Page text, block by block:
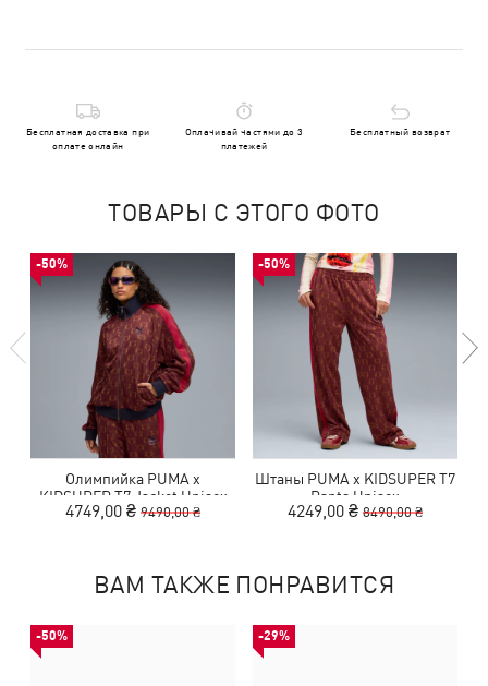
Бесплатная доставка при
оплате онлайн
Оплачивай частями до 3
платежей
Бесплатный возврат
ТОВАРЫ С ЭТОГО ФОТО
-50%
Олимпийка PUMA x
KIDSUPER T7 Jacket Unisex
4749,00 ₴ 9490,00 ₴
-50%
Штаны PUMA x KIDSUPER T7
Pants Unisex
4249,00 ₴ 8490,00 ₴
ВАМ ТАКЖЕ ПОНРАВИТСЯ
-50% -29%